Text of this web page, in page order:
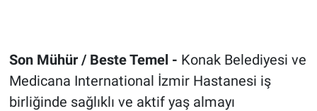
Son Mühür / Beste Temel - Konak Belediyesi ve
Medicana International İzmir Hastanesi iş
birliğinde sağlıklı ve aktif yaş almayı